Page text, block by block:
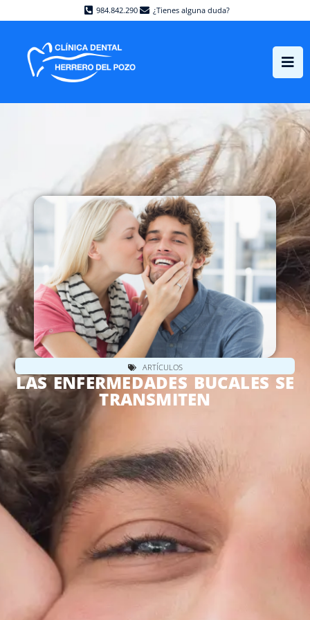
984.842.290 ¿Tienes alguna duda?
ARTÍCULOS
LAS ENFERMEDADES BUCALES SE
TRANSMITEN